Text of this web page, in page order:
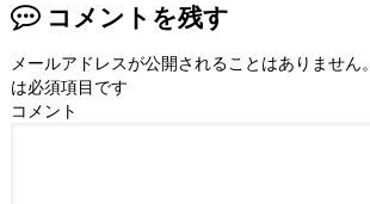
コメントを残す
メールアドレスが公開されることはありません。
は必須項目です
コメント